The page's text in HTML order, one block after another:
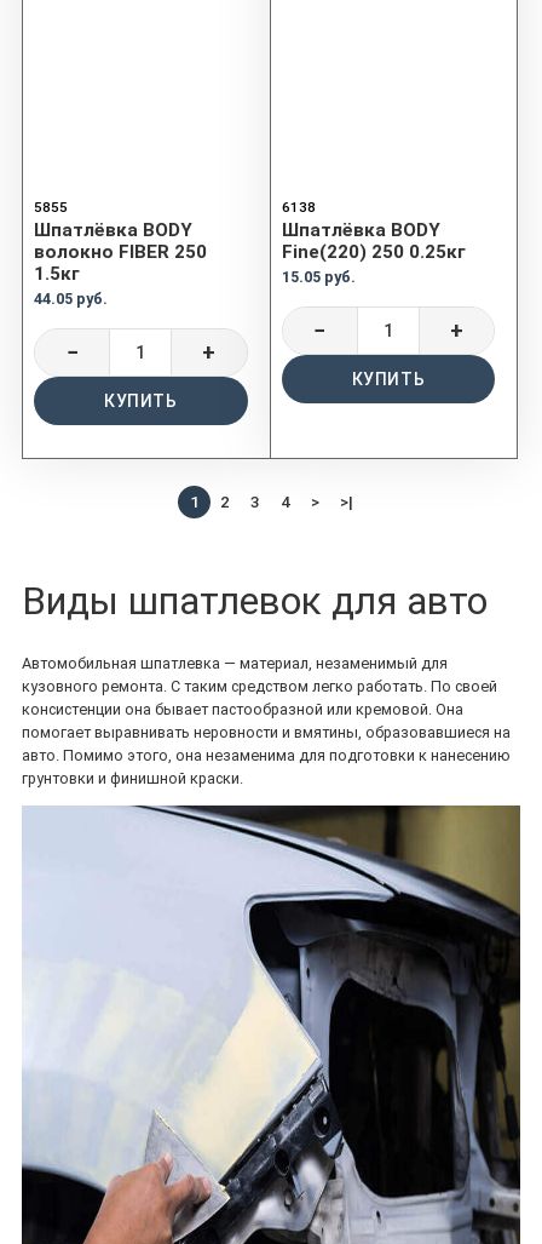
5855
Шпатлёвка BODY
волокно FIBER 250
1.5кг
44.05 руб.
− +
КУПИТЬ
6138
Шпатлёвка BODY
Fine(220) 250 0.25кг
15.05 руб.
− +
КУПИТЬ
1 2 3 4 > >|
Виды шпатлевок для авто
Автомобильная шпатлевка — материал, незаменимый для
кузовного ремонта. С таким средством легко работать. По своей
консистенции она бывает пастообразной или кремовой. Она
помогает выравнивать неровности и вмятины, образовавшиеся на
авто. Помимо этого, она незаменима для подготовки к нанесению
грунтовки и финишной краски.